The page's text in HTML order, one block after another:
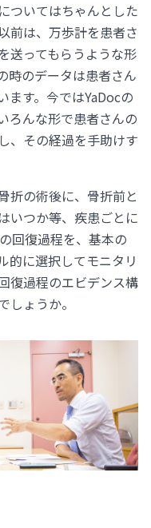
ついてはちゃんとした
前は、万歩計を患者さ
送ってもらうような形
時のデータは患者さん
ます。今ではYaDocの
ろんな形で患者さんの
、その経過を手助けす
折の術後に、骨折前と
いつか等、疾患ごとに
回復過程を、基本の
的に選択してモニタリ
復過程のエビデンス構
ょうか。